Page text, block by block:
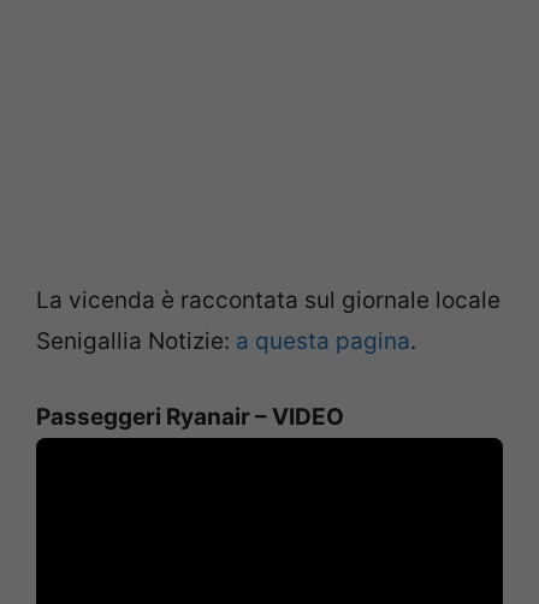
La vicenda è raccontata sul giornale locale
Senigallia Notizie: a questa pagina.
Passeggeri Ryanair – VIDEO